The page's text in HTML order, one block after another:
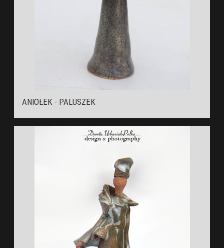
ANIOŁEK - PALUSZEK